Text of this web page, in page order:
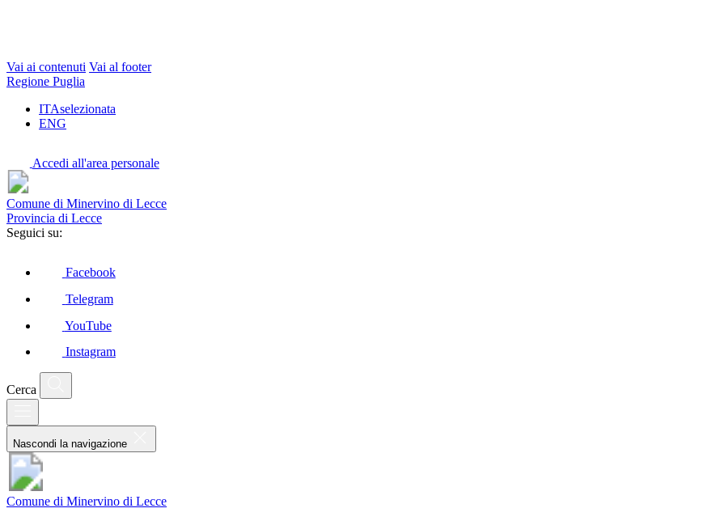
Vai ai contenuti Vai al footer
Regione Puglia
ITAselezionata
ENG
Accedi all'area personale
Comune di Minervino di Lecce
Provincia di Lecce
Seguici su:
Facebook
Telegram
YouTube
Instagram
Cerca
Nascondi la navigazione
Comune di Minervino di Lecce